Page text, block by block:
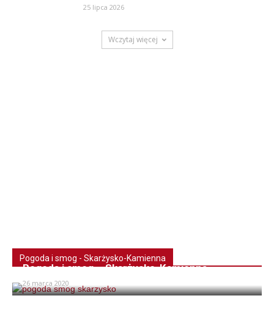
25 lipca 2026
Wczytaj więcej
Pogoda i smog - Skarżysko-Kamienna
Pogoda i smog – Skarżysko-Kamienna
26 marca 2020